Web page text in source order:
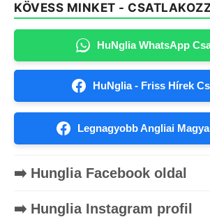
KÖVESS MINKET -
HuNglia WhatsApp
HuNglia - Friss Hírek
Legnagyobb Angliai
➡️ Hunglia Facebook oldal
➡️ Hunglia Instagram profil